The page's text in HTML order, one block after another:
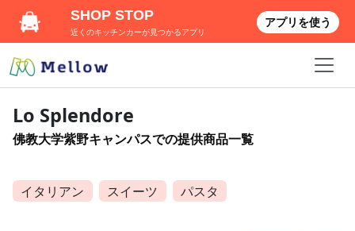
Lo Splendore
佛教大学紫野キャンパスでの提供商品一覧
イタリアン スイーツ パスタ
SHOP STOP
近くのキッチンカーが見つかるアプリ
アプリを使う